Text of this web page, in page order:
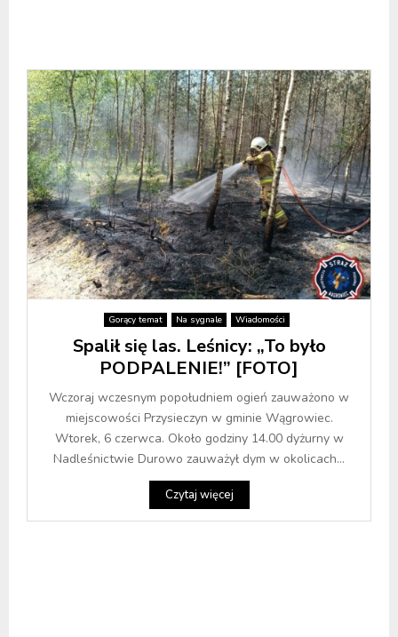
Gorący temat Na sygnale Wiadomości
Spalił się las. Leśnicy: „To było
PODPALENIE!” [FOTO]
Wczoraj wczesnym popołudniem ogień zauważono w
miejscowości Przysieczyn w gminie Wągrowiec.
Wtorek, 6 czerwca. Około godziny 14.00 dyżurny w
Nadleśnictwie Durowo zauważył dym w okolicach...
Czytaj więcej